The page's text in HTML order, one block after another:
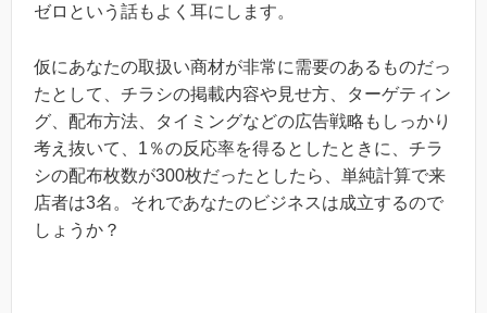
ゼロという話もよく耳にします。
仮にあなたの取扱い商材が非常に需要のあるものだっ
たとして、チラシの掲載内容や見せ方、ターゲティン
グ、配布方法、タイミングなどの広告戦略もしっかり
考え抜いて、1％の反応率を得るとしたときに、チラ
シの配布枚数が300枚だったとしたら、単純計算で来
店者は3名。それであなたのビジネスは成立するので
しょうか？